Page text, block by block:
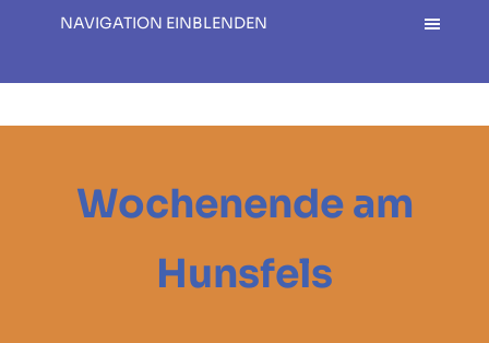
NAVIGATION EINBLENDEN
Wochenende am
Hunsfels